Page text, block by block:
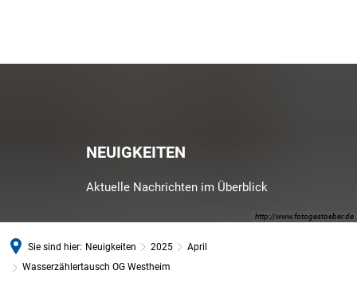
http://www.fotogestoeber.de
NEUIGKEITEN
Aktuelle Nachrichten im Überblick
Sie sind hier: Neuigkeiten 2025
April
Wasserzählertausch OG Westheim